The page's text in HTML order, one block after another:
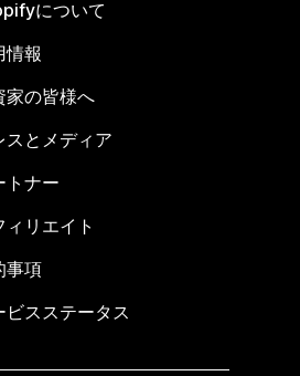
について
情報
家の皆様へ
スとメディア
トナー
ィリエイト
事項
ビスステータス